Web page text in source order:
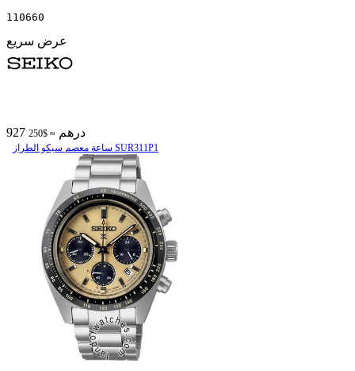
110660
عرض سريع
927 درهم ≈ $250
ساعة معصم سیکو الطراز SUR311P1